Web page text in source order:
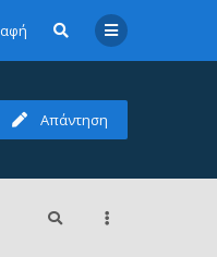
Απάντηση